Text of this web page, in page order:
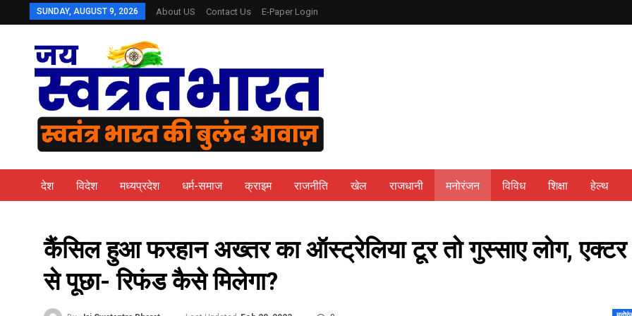
SUNDAY, AUGUST 9, 2026 About US Contact Us E-Paper Login
देश विदेश मध्यप्रदेश धर्म-समाज क्राइम राजनीति खेल राजधानी मनोरंजन विविध शिक्षा हेल्थ
कैंसिल हुआ फरहान अख्तर का ऑस्ट्रेलिया टूर तो गुस्साए लोग, एक्टर
से पूछा- रिफंड कैसे मिलेगा?